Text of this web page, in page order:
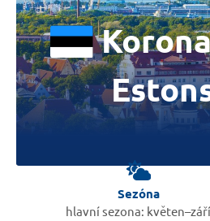
Sezóna
hlavní sezona: květen–září